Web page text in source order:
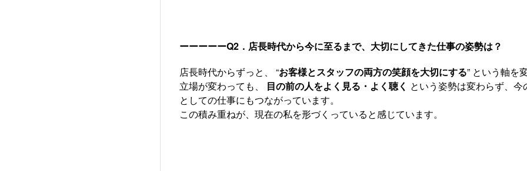
ーーーーーQ2．店長時代から今に至るまで、大切にしてきた仕事の姿勢は？
店長時代からずっと、 “お客様とスタッフの両方の笑顔を大切にする” という軸を
立場が変わっても、 目の前の人をよく見る・よく聴く という姿勢は変わらず、
としての仕事にもつながっています。
この積み重ねが、現在の私を形づくっていると感じています。